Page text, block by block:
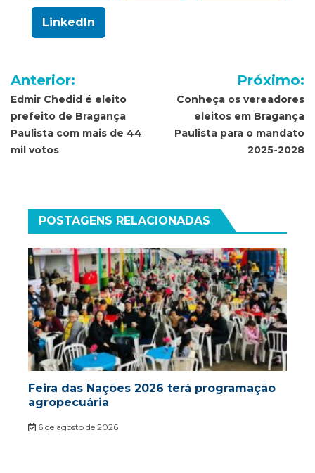
LinkedIn
Navegação
de
Post
Anterior:
Edmir Chedid é eleito
prefeito de Bragança
Paulista com mais de 44
mil votos
Próximo:
Conheça os vereadores
eleitos em Bragança
Paulista para o mandato
2025-2028
POSTAGENS RELACIONADAS
Feira das Nações 2026 terá programação
agropecuária
6 de agosto de 2026